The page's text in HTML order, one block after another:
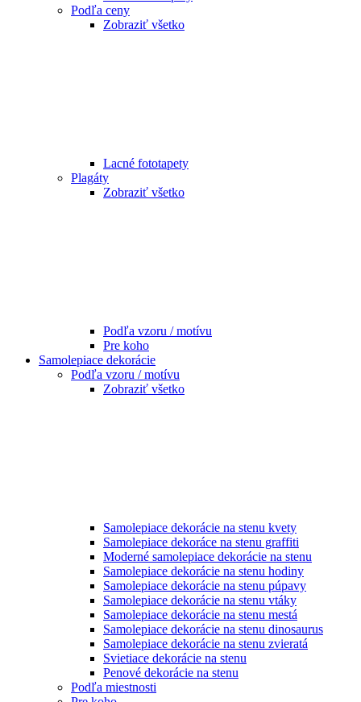
Podľa ceny
Zobraziť všetko
Lacné fototapety
Plagáty
Zobraziť všetko
Podľa vzoru / motívu
Pre koho
Samolepiace dekorácie
Podľa vzoru / motívu
Zobraziť všetko
Samolepiace dekorácie na stenu kvety
Samolepiace dekoráce na stenu graffiti
Moderné samolepiace dekorácie na stenu
Samolepiace dekorácie na stenu hodiny
Samolepiace dekorácie na stenu púpavy
Samolepiace dekorácie na stenu vtáky
Samolepiace dekorácie na stenu mestá
Samolepiace dekorácie na stenu dinosaurus
Samolepiace dekorácie na stenu zvieratá
Svietiace dekorácie na stenu
Penové dekorácie na stenu
Podľa miestnosti